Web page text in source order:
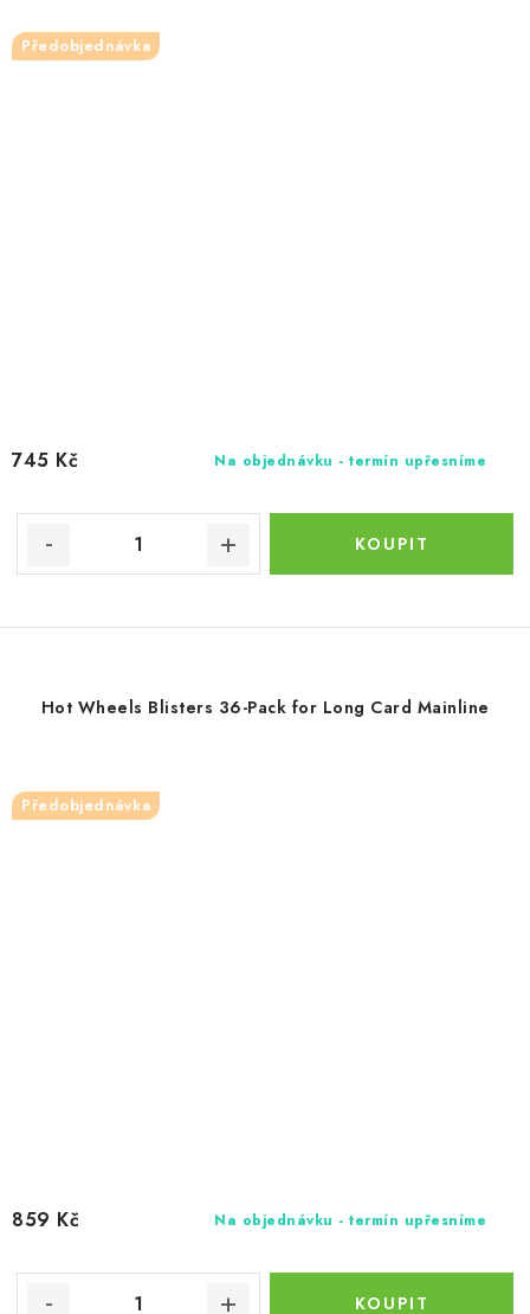
Předobjednávka
Na objednávku - termín upřesníme
745 Kč
Hot Wheels Blisters 36-Pack for Long Card Mainline
Předobjednávka
Na objednávku - termín upřesníme
859 Kč